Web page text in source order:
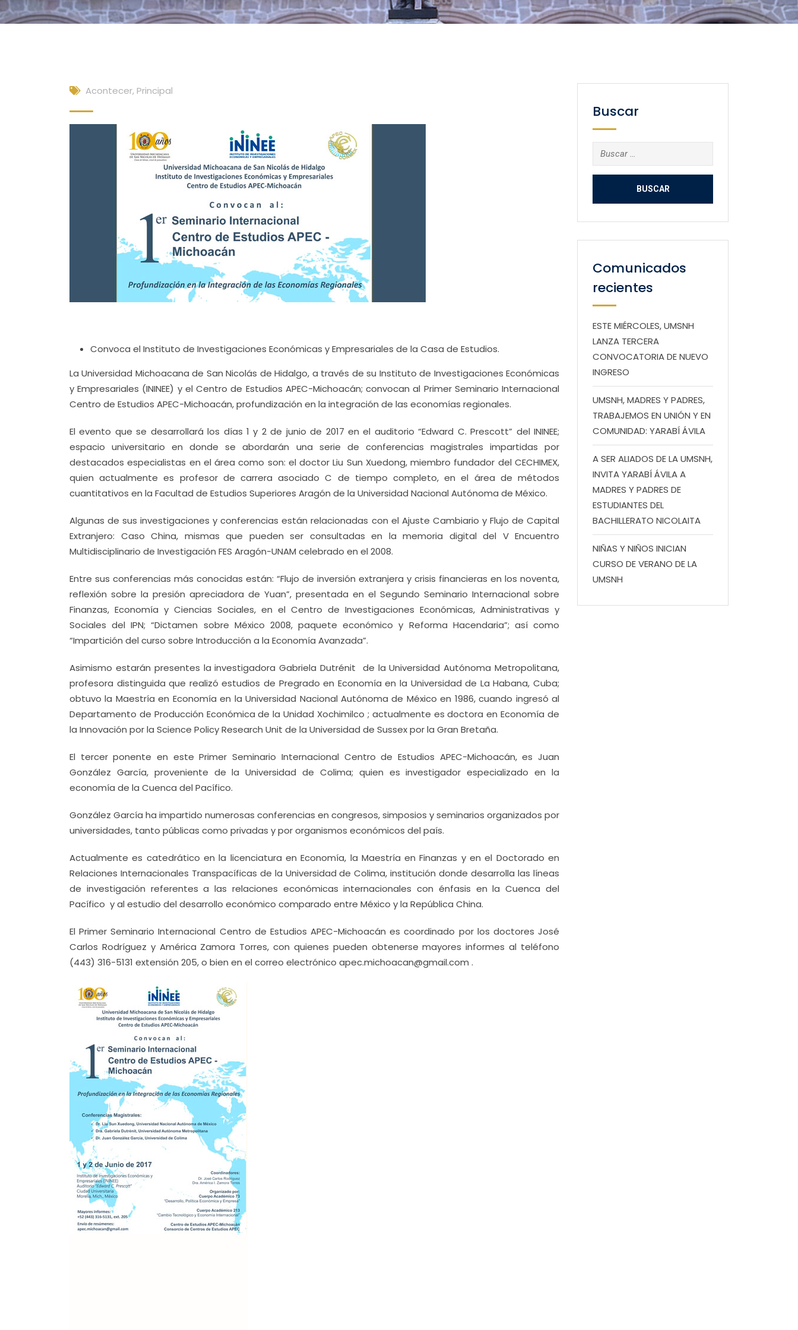
Acontecer, Principal
Convoca el Instituto de Investigaciones Económicas y Empresariales de la Casa de Estudios.
La Universidad Michoacana de San Nicolás de Hidalgo, a través de su Instituto de Investigaciones Económicas
y Empresariales (ININEE) y el Centro de Estudios APEC-Michoacán; convocan al Primer Seminario Internacional
Centro de Estudios APEC-Michoacán, profundización en la integración de las economías regionales.
El evento que se desarrollará los días 1 y 2 de junio de 2017 en el auditorio “Edward C. Prescott” del ININEE;
espacio universitario en donde se abordarán una serie de conferencias magistrales impartidas por
destacados especialistas en el área como son: el doctor Liu Sun Xuedong, miembro fundador del CECHIMEX,
quien actualmente es profesor de carrera asociado C de tiempo completo, en el área de métodos
cuantitativos en la Facultad de Estudios Superiores Aragón de la Universidad Nacional Autónoma de México.
Algunas de sus investigaciones y conferencias están relacionadas con el Ajuste Cambiario y Flujo de Capital
Extranjero: Caso China, mismas que pueden ser consultadas en la memoria digital del V Encuentro
Multidisciplinario de Investigación FES Aragón-UNAM celebrado en el 2008.
Entre sus conferencias más conocidas están: “Flujo de inversión extranjera y crisis financieras en los noventa,
reflexión sobre la presión apreciadora de Yuan”, presentada en el Segundo Seminario Internacional sobre
Finanzas, Economía y Ciencias Sociales, en el Centro de Investigaciones Económicas, Administrativas y
Sociales del IPN; “Dictamen sobre México 2008, paquete económico y Reforma Hacendaria”; así como
“Impartición del curso sobre Introducción a la Economía Avanzada”.
Asimismo estarán presentes la investigadora Gabriela Dutrénit de la Universidad Autónoma Metropolitana,
profesora distinguida que realizó estudios de Pregrado en Economía en la Universidad de La Habana, Cuba;
obtuvo la Maestría en Economía en la Universidad Nacional Autónoma de México en 1986, cuando ingresó al
Departamento de Producción Económica de la Unidad Xochimilco ; actualmente es doctora en Economía de
la Innovación por la Science Policy Research Unit de la Universidad de Sussex por la Gran Bretaña.
El tercer ponente en este Primer Seminario Internacional Centro de Estudios APEC-Michoacán, es Juan
González García, proveniente de la Universidad de Colima; quien es investigador especializado en la
economía de la Cuenca del Pacífico.
González García ha impartido numerosas conferencias en congresos, simposios y seminarios organizados por
universidades, tanto públicas como privadas y por organismos económicos del país.
Actualmente es catedrático en la licenciatura en Economía, la Maestría en Finanzas y en el Doctorado en
Relaciones Internacionales Transpacíficas de la Universidad de Colima, institución donde desarrolla las líneas
de investigación referentes a las relaciones económicas internacionales con énfasis en la Cuenca del
Pacífico y al estudio del desarrollo económico comparado entre México y la República China.
El Primer Seminario Internacional Centro de Estudios APEC-Michoacán es coordinado por los doctores José
Carlos Rodríguez y América Zamora Torres, con quienes pueden obtenerse mayores informes al teléfono
(443) 316-5131 extensión 205, o bien en el correo electrónico apec.michoacan@gmail.com .
Buscar
Buscar:
Comunicados
recientes
ESTE MIÉRCOLES, UMSNH
LANZA TERCERA
CONVOCATORIA DE NUEVO
INGRESO
UMSNH, MADRES Y PADRES,
TRABAJEMOS EN UNIÓN Y EN
COMUNIDAD: YARABÍ ÁVILA
A SER ALIADOS DE LA UMSNH,
INVITA YARABÍ ÁVILA A
MADRES Y PADRES DE
ESTUDIANTES DEL
BACHILLERATO NICOLAITA
NIÑAS Y NIÑOS INICIAN
CURSO DE VERANO DE LA
UMSNH